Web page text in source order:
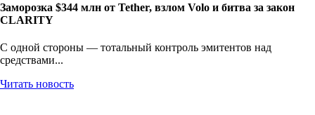
Заморозка $344 млн от Tether, взлом Volo и битва за закон
CLARITY
С одной стороны — тотальный контроль эмитентов над
средствами...
Читать новость